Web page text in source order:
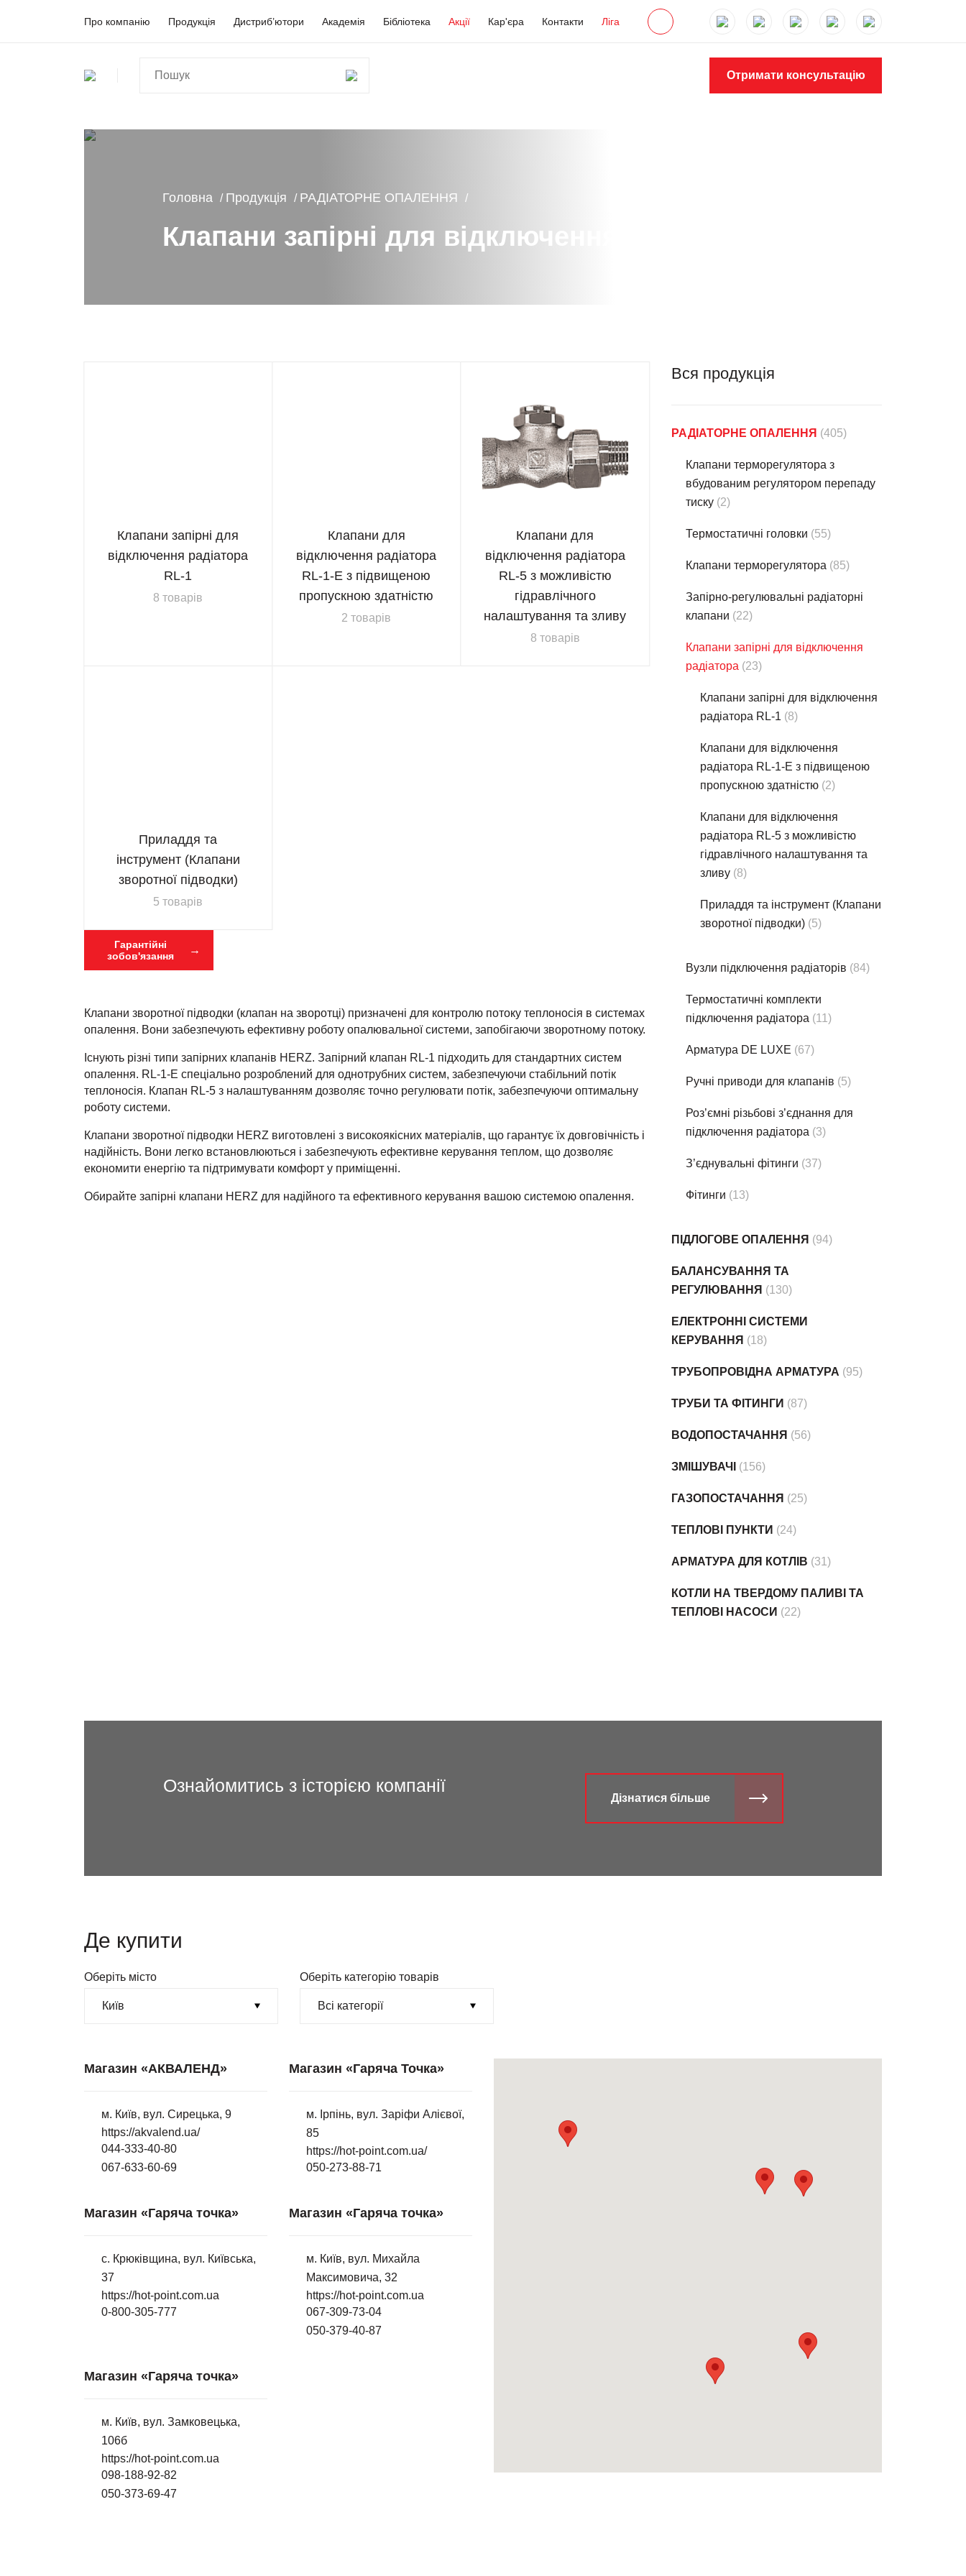
Про компанію Продукція Дистриб’ютори Академія Бібліотека Акції Кар'єра Контакти Ліга
Отримати консультацію
Головна Продукція РАДІАТОРНЕ ОПАЛЕННЯ
Клапани запірні для відключення радіатора
Клапани запірні для
відключення радіатора
RL-1
8 товарів
Клапани для
відключення радіатора
RL-1-E з підвищеною
пропускною здатністю
2 товарів
Клапани для
відключення радіатора
RL-5 з можливістю
гідравлічного
налаштування та зливу
8 товарів
Приладдя та
інструмент (Клапани
зворотної підводки)
5 товарів
Гарантійні
зобов'язання
Клапани зворотної підводки (клапан на зворотці) призначені для контролю потоку теплоносія в системах
опалення. Вони забезпечують ефективну роботу опалювальної системи, запобігаючи зворотному потоку.
Існують різні типи запірних клапанів HERZ. Запірний клапан RL-1 підходить для стандартних систем
опалення. RL-1-E спеціально розроблений для однотрубних систем, забезпечуючи стабільний потік
теплоносія. Клапан RL-5 з налаштуванням дозволяє точно регулювати потік, забезпечуючи оптимальну
роботу системи.
Клапани зворотної підводки HERZ виготовлені з високоякісних матеріалів, що гарантує їх довговічність і
надійність. Вони легко встановлюються і забезпечують ефективне керування теплом, що дозволяє
економити енергію та підтримувати комфорт у приміщенні.
Обирайте запірні клапани HERZ для надійного та ефективного керування вашою системою опалення.
Вся продукція
РАДІАТОРНЕ ОПАЛЕННЯ (405)
Клапани терморегулятора з
вбудованим регулятором перепаду
тиску (2)
Термостатичнi головки (55)
Клапани терморегулятора (85)
Запірно-регулювальні радіаторні
клапани (22)
Клапани запірні для відключення
радіатора (23)
Клапани запірні для відключення
радіатора RL-1 (8)
Клапани для відключення
радіатора RL-1-E з підвищеною
пропускною здатністю (2)
Клапани для відключення
радіатора RL-5 з можливістю
гідравлічного налаштування та
зливу (8)
Приладдя та інструмент (Клапани
зворотної підводки) (5)
Вузли підключення радіаторів (84)
Термостатичнi комплекти
підключення радіатора (11)
Арматура DE LUXE (67)
Ручні приводи для клапанів (5)
Роз’ємні різьбові з’єднання для
підключення радіатора (3)
З’єднувальні фітинги (37)
Фітинги (13)
ПІДЛОГОВЕ ОПАЛЕННЯ (94)
БАЛАНСУВАННЯ ТА
РЕГУЛЮВАННЯ (130)
ЕЛЕКТРОННІ СИСТЕМИ
КЕРУВАННЯ (18)
ТРУБОПРОВІДНА АРМАТУРА (95)
ТРУБИ ТА ФІТИНГИ (87)
ВОДОПОСТАЧАННЯ (56)
ЗМІШУВАЧІ (156)
ГАЗОПОСТАЧАННЯ (25)
ТЕПЛОВІ ПУНКТИ (24)
АРМАТУРА ДЛЯ КОТЛІВ (31)
КОТЛИ НА ТВЕРДОМУ ПАЛИВІ ТА
ТЕПЛОВІ НАСОСИ (22)
Ознайомитись з історією компанії
Дізнатися більше
Де купити
Оберіть місто Оберіть категорію товарів
Магазин «АКВАЛЕНД»
м. Київ, вул. Сирецька, 9
https://akvalend.ua/
044-333-40-80
067-633-60-69
Магазин «Гаряча Точка»
м. Ірпінь, вул. Заріфи Алієвої,
85
https://hot-point.com.ua/
050-273-88-71
Магазин «Гаряча точка»
с. Крюківщина, вул. Київська,
37
https://hot-point.com.ua
0-800-305-777
Магазин «Гаряча точка»
м. Київ, вул. Михайла
Максимовича, 32
https://hot-point.com.ua
067-309-73-04
050-379-40-87
Магазин «Гаряча точка»
м. Київ, вул. Замковецька,
106б
https://hot-point.com.ua
098-188-92-82
050-373-69-47